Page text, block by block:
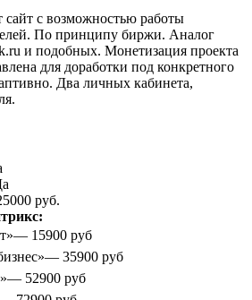
сайт с возможностью работы
По принципу биржи. Аналог
и подобных. Монетизация проекта
для доработки под конкретного
Два личных кабинета,
руб.
— 15900 руб
— 35900 руб
— 52900 руб